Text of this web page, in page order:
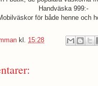
Handväska 999:-
för både henne och
kl. 15:28